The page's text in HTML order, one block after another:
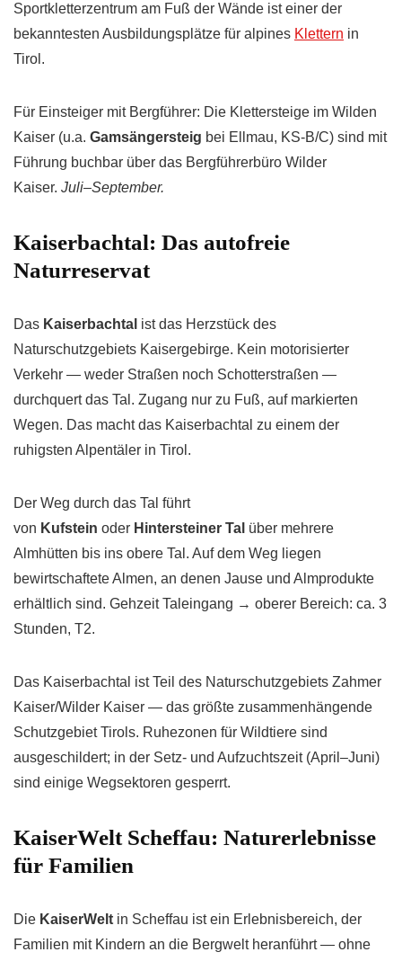
Sportkletterzentrum am Fuß der Wände ist einer der
bekanntesten Ausbildungsplätze für alpines Klettern in
Tirol.
Für Einsteiger mit Bergführer: Die Klettersteige im Wilden
Kaiser (u.a. Gamsängersteig bei Ellmau, KS-B/C) sind mit
Führung buchbar über das Bergführerbüro Wilder
Kaiser. Juli–September.
Kaiserbachtal: Das autofreie
Naturreservat
Das Kaiserbachtal ist das Herzstück des
Naturschutzgebiets Kaisergebirge. Kein motorisierter
Verkehr — weder Straßen noch Schotterstraßen —
durchquert das Tal. Zugang nur zu Fuß, auf markierten
Wegen. Das macht das Kaiserbachtal zu einem der
ruhigsten Alpentäler in Tirol.
Der Weg durch das Tal führt
von Kufstein oder Hintersteiner Tal über mehrere
Almhütten bis ins obere Tal. Auf dem Weg liegen
bewirtschaftete Almen, an denen Jause und Almprodukte
erhältlich sind. Gehzeit Taleingang → oberer Bereich: ca. 3
Stunden, T2.
Das Kaiserbachtal ist Teil des Naturschutzgebiets Zahmer
Kaiser/Wilder Kaiser — das größte zusammenhängende
Schutzgebiet Tirols. Ruhezonen für Wildtiere sind
ausgeschildert; in der Setz- und Aufzuchtszeit (April–Juni)
sind einige Wegsektoren gesperrt.
KaiserWelt Scheffau: Naturerlebnisse
für Familien
Die KaiserWelt in Scheffau ist ein Erlebnisbereich, der
Familien mit Kindern an die Bergwelt heranführt — ohne